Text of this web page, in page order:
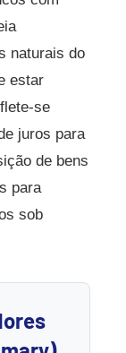
naturais do
estar
se
juros para
de bens
para
sob